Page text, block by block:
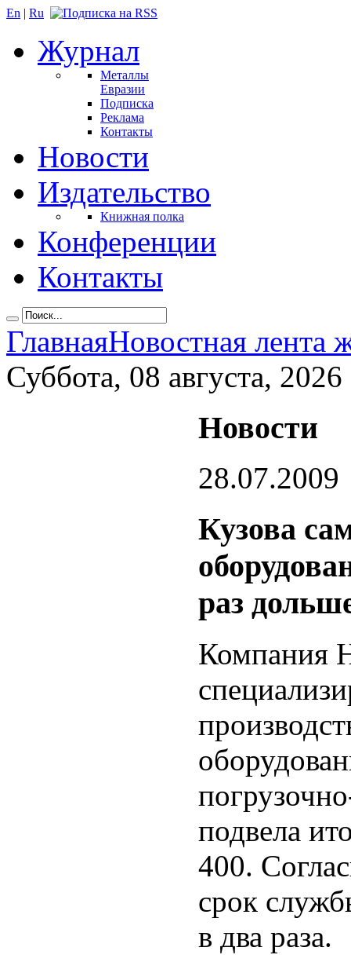
En | Ru
Журнал
Металлы
Евразии
Подписка
Реклама
Контакты
Новости
Издательство
Книжная полка
Конференции
Контакты
ГлавнаяНовостная лента
Суббота, 08 августа, 2026
Новости
28.07.2009
Кузова
раз
Компания
подвела
400.
срок
в два раза.